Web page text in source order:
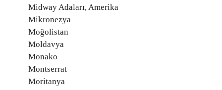
Midway Adaları, Amerika
Mikronezya
Moğolistan
Moldavya
Monako
Montserrat
Moritanya